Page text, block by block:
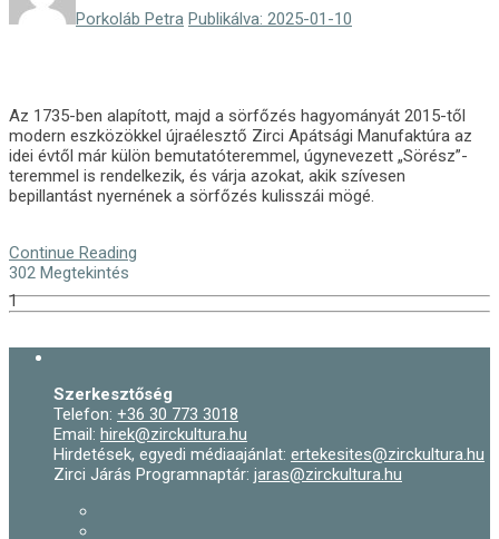
Porkoláb Petra Publikálva: 2025-01-10
Az 1735-ben alapított, majd a sörfőzés hagyományát 2015-től
modern eszközökkel újraélesztő Zirci Apátsági Manufaktúra az
idei évtől már külön bemutatóteremmel, úgynevezett „Sörész”-
teremmel is rendelkezik, és várja azokat, akik szívesen
bepillantást nyernének a sörfőzés kulisszái mögé.
Continue Reading
302 Megtekintés
1
Szerkesztőség
Telefon: +36 30 773 3018
Email: hirek@zirckultura.hu
Hirdetések, egyedi médiaajánlat: ertekesites@zirckultura.hu
Zirci Járás Programnaptár: jaras@zirckultura.hu